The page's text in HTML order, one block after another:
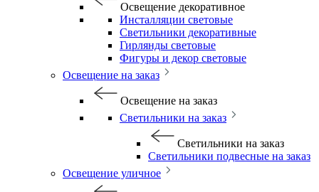
Освещение декоративное
Инсталляции световые
Светильники декоративные
Гирлянды световые
Фигуры и декор световые
Освещение на заказ
Освещение на заказ
Светильники на заказ
Светильники на заказ
Светильники подвесные на заказ
Освещение уличное